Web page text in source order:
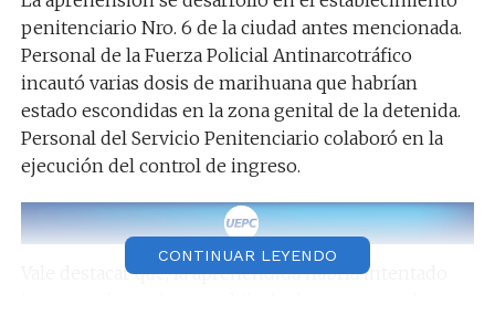
penitenciario Nro. 6 de la ciudad antes mencionada.
Personal de la Fuerza Policial Antinarcotráfico
incautó varias dosis de marihuana que habrían
estado escondidas en la zona genital de la detenida.
Personal del Servicio Penitenciario colaboró en la
ejecución del control de ingreso.
Vale destacar que, la aprehendida habría intentado
CONTINUAR LEYENDO